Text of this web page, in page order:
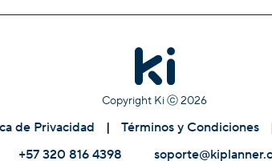
Copyright Ki ⓒ2026
de Privacidad | Términos y Condiciones
+57 320 816 4398